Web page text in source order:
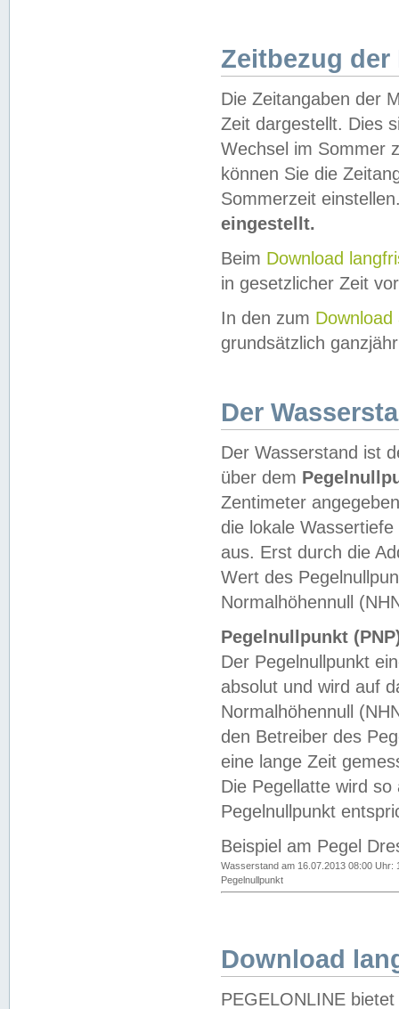
Zeitbezug der
Die Zeitangaben der
Zeit dargestellt. Dies
Wechsel im Sommer
können Sie die
Sommerzeit
eingestellt.
Beim Download
in gesetzlicher Zeit
In den zum Download
grundsätzlich
Der
Der Wasserstand ist
über dem
Zentimeter
die lokale
aus. Erst durch die
Wert des
Normalhöhennull
Pegelnullpunkt
Der Pegelnullpunkt
absolut und wird auf
Normalhöhennull
den Betreiber des
eine lange Zeit
Die Pegellatte wird
Pegelnullpunkt
Beispiel am Pegel
Wasserstand am 16.07.2013 08:00 Uhr:
Pegelnullpunkt
Download
PEGELONLINE